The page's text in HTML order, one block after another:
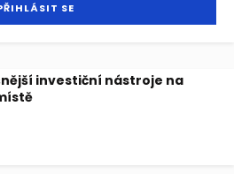
investiční nástroje na